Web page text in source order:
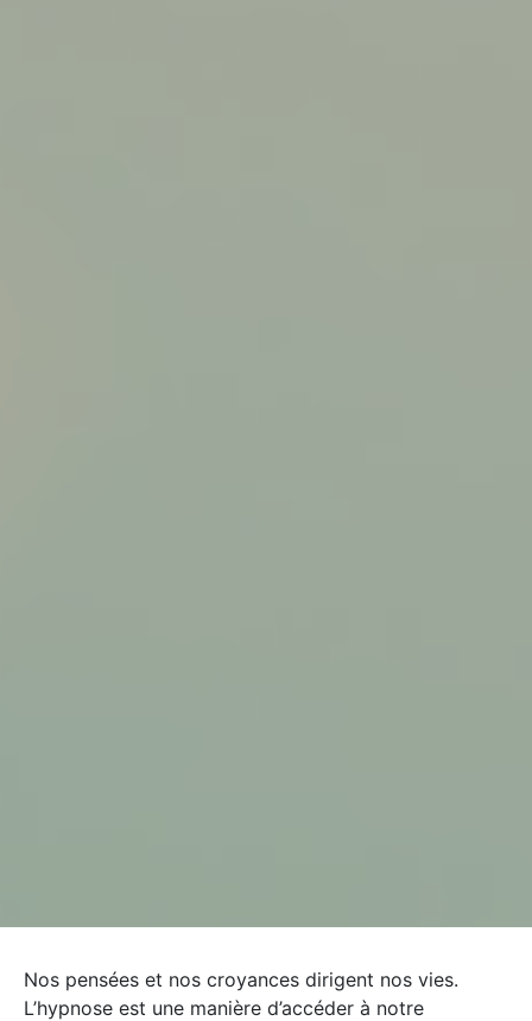
Nos pensées et nos croyances dirigent nos vies.
L’hypnose est une manière d’accéder à notre